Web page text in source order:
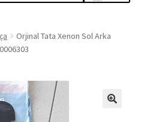
Orjinal Tata Xenon Sol Arka